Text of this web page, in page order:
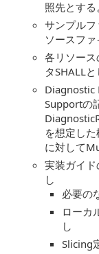
照先とす
サンプル
ソースフ
各リソー
タSHALL
Diagnostic
Supportの
を想定し
に対して
実装ガイ
し
必要の
ローカ
し
Slicing